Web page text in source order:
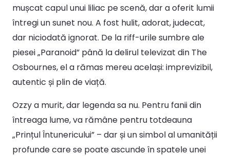
mușcat capul unui liliac pe scenă, dar a oferit lumii
întregi un sunet nou. A fost hulit, adorat, judecat,
dar niciodată ignorat. De la riff-urile sumbre ale
piesei „Paranoid” până la delirul televizat din The
Osbournes, el a rămas mereu același: imprevizibil,
autentic și plin de viață.
Ozzy a murit, dar legenda sa nu. Pentru fanii din
întreaga lume, va rămâne pentru totdeauna
„Prințul Întunericului” – dar și un simbol al umanității
profunde care se poate ascunde în spatele unei